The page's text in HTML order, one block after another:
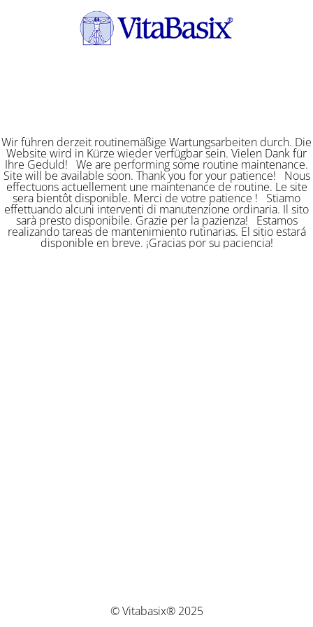
Wir führen derzeit routinemäßige Wartungsarbeiten durch. Die
Website wird in Kürze wieder verfügbar sein. Vielen Dank für
Ihre Geduld! We are performing some routine maintenance.
Site will be available soon. Thank you for your patience! Nous
effectuons actuellement une maintenance de routine. Le site
sera bientôt disponible. Merci de votre patience ! Stiamo
effettuando alcuni interventi di manutenzione ordinaria. Il sito
sarà presto disponibile. Grazie per la pazienza! Estamos
realizando tareas de mantenimiento rutinarias. El sitio estará
disponible en breve. ¡Gracias por su paciencia!
© Vitabasix® 2025